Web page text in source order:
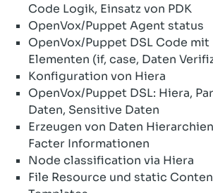
Code Logik, Einsatz von PDK
OpenVox/Puppet Agent status
OpenVox/Puppet DSL Code
Elementen (if, case, Daten
Konfiguration von Hiera
OpenVox/Puppet DSL: Hiera,
Daten, Sensitive Daten
Erzeugen von Daten
Facter Informationen
Node classification via Hiera
File Resource und static